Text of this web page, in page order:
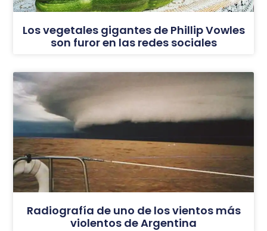
Los vegetales gigantes de Phillip Vowles
son furor en las redes sociales
Radiografía de uno de los vientos más
violentos de Argentina